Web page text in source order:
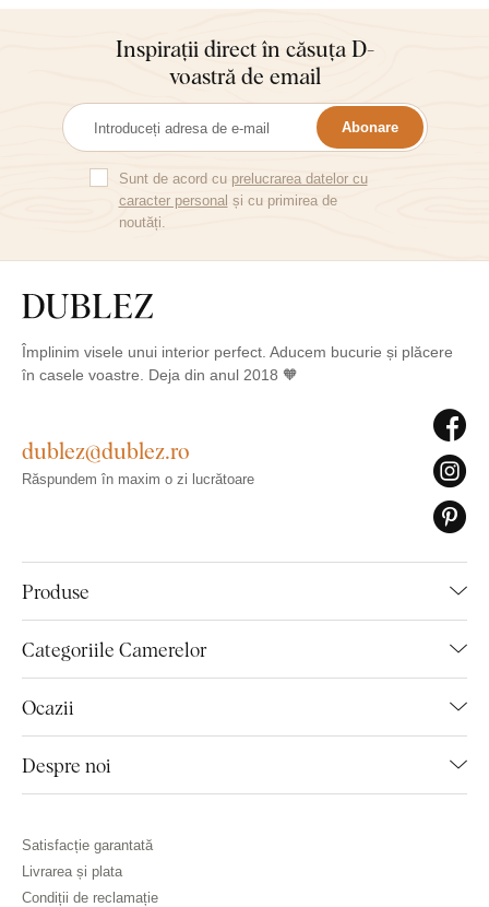
Inspirații direct în căsuța D-
voastră de email
Abonare
Sunt de acord cu prelucrarea datelor cu
caracter personal și cu primirea de
noutăți.
Împlinim visele unui interior perfect. Aducem bucurie și plăcere
în casele voastre. Deja din anul 2018 🧡
Produse
Categoriile Camerelor
Ocazii
Despre noi
dublez@dublez.ro
Răspundem în maxim o zi lucrătoare
Satisfacție garantată
Livrarea și plata
Condiții de reclamație